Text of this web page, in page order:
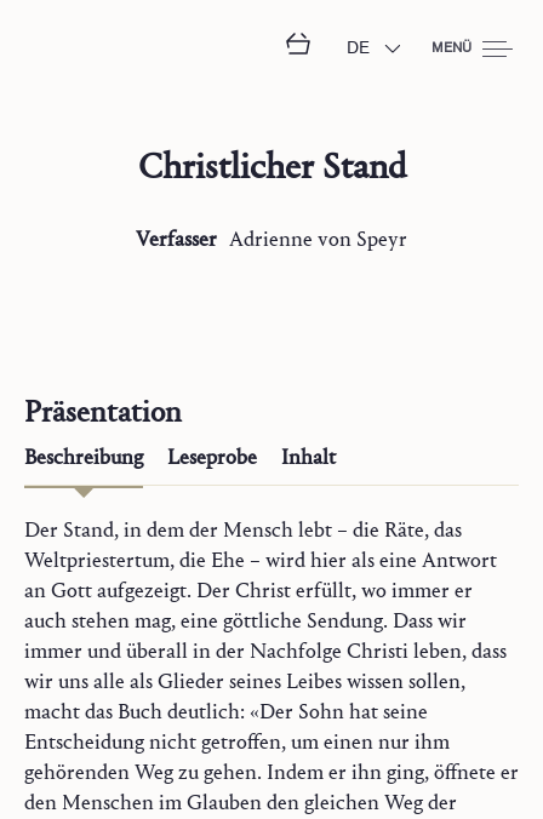
DE MENÜ
Christlicher Stand
Verfasser Adrienne von Speyr
Präsentation
Beschreibung Leseprobe Inhalt
Der Stand, in dem der Mensch lebt – die Räte, das
Weltpriestertum, die Ehe – wird hier als eine Antwort
an Gott aufgezeigt. Der Christ erfüllt, wo immer er
auch stehen mag, eine göttliche Sendung. Dass wir
immer und überall in der Nachfolge Christi leben, dass
wir uns alle als Glieder seines Leibes wissen sollen,
macht das Buch deutlich: «Der Sohn hat seine
Entscheidung nicht getroffen, um einen nur ihm
gehörenden Weg zu gehen. Indem er ihn ging, öffnete er
den Menschen im Glauben den gleichen Weg der